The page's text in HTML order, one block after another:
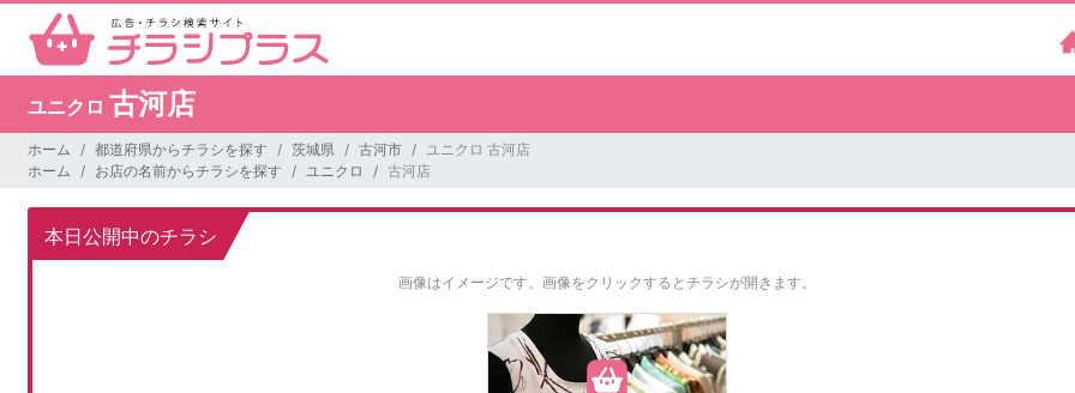
ユニクロ 古河店
ホーム 都道府県からチラシを探す 茨城県 古河市
ユニクロ 古河店
ホーム
お店の名前からチラシを探す ユニクロ 古河店
本日公開中のチラシ
画像はイメージです。 画像をクリックするとチラシが開きます。